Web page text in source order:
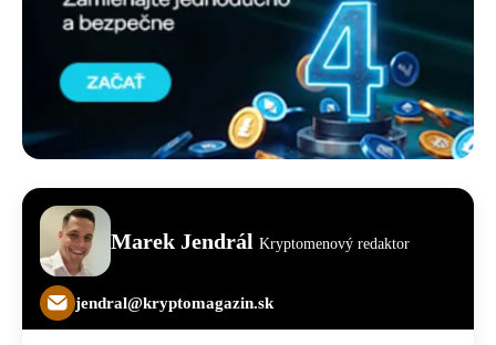
Marek Jendrál Kryptomenový redaktor
jendral@kryptomagazin.sk